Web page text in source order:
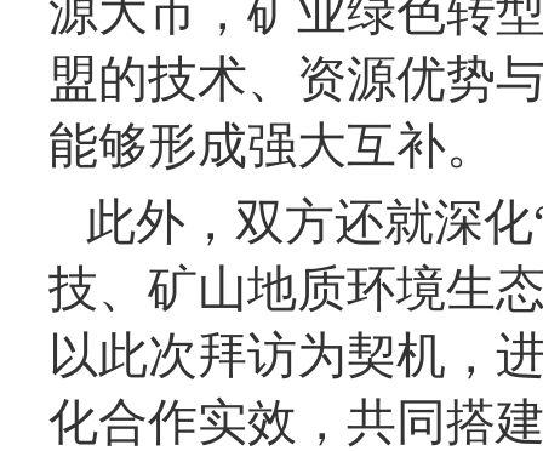
源大市，矿业绿色转
盟的技术、资源优势
能够形成强大互补。
此外，双方还就深
技、矿山地质环境生
以此次拜访为契机，
化合作实效，共同搭